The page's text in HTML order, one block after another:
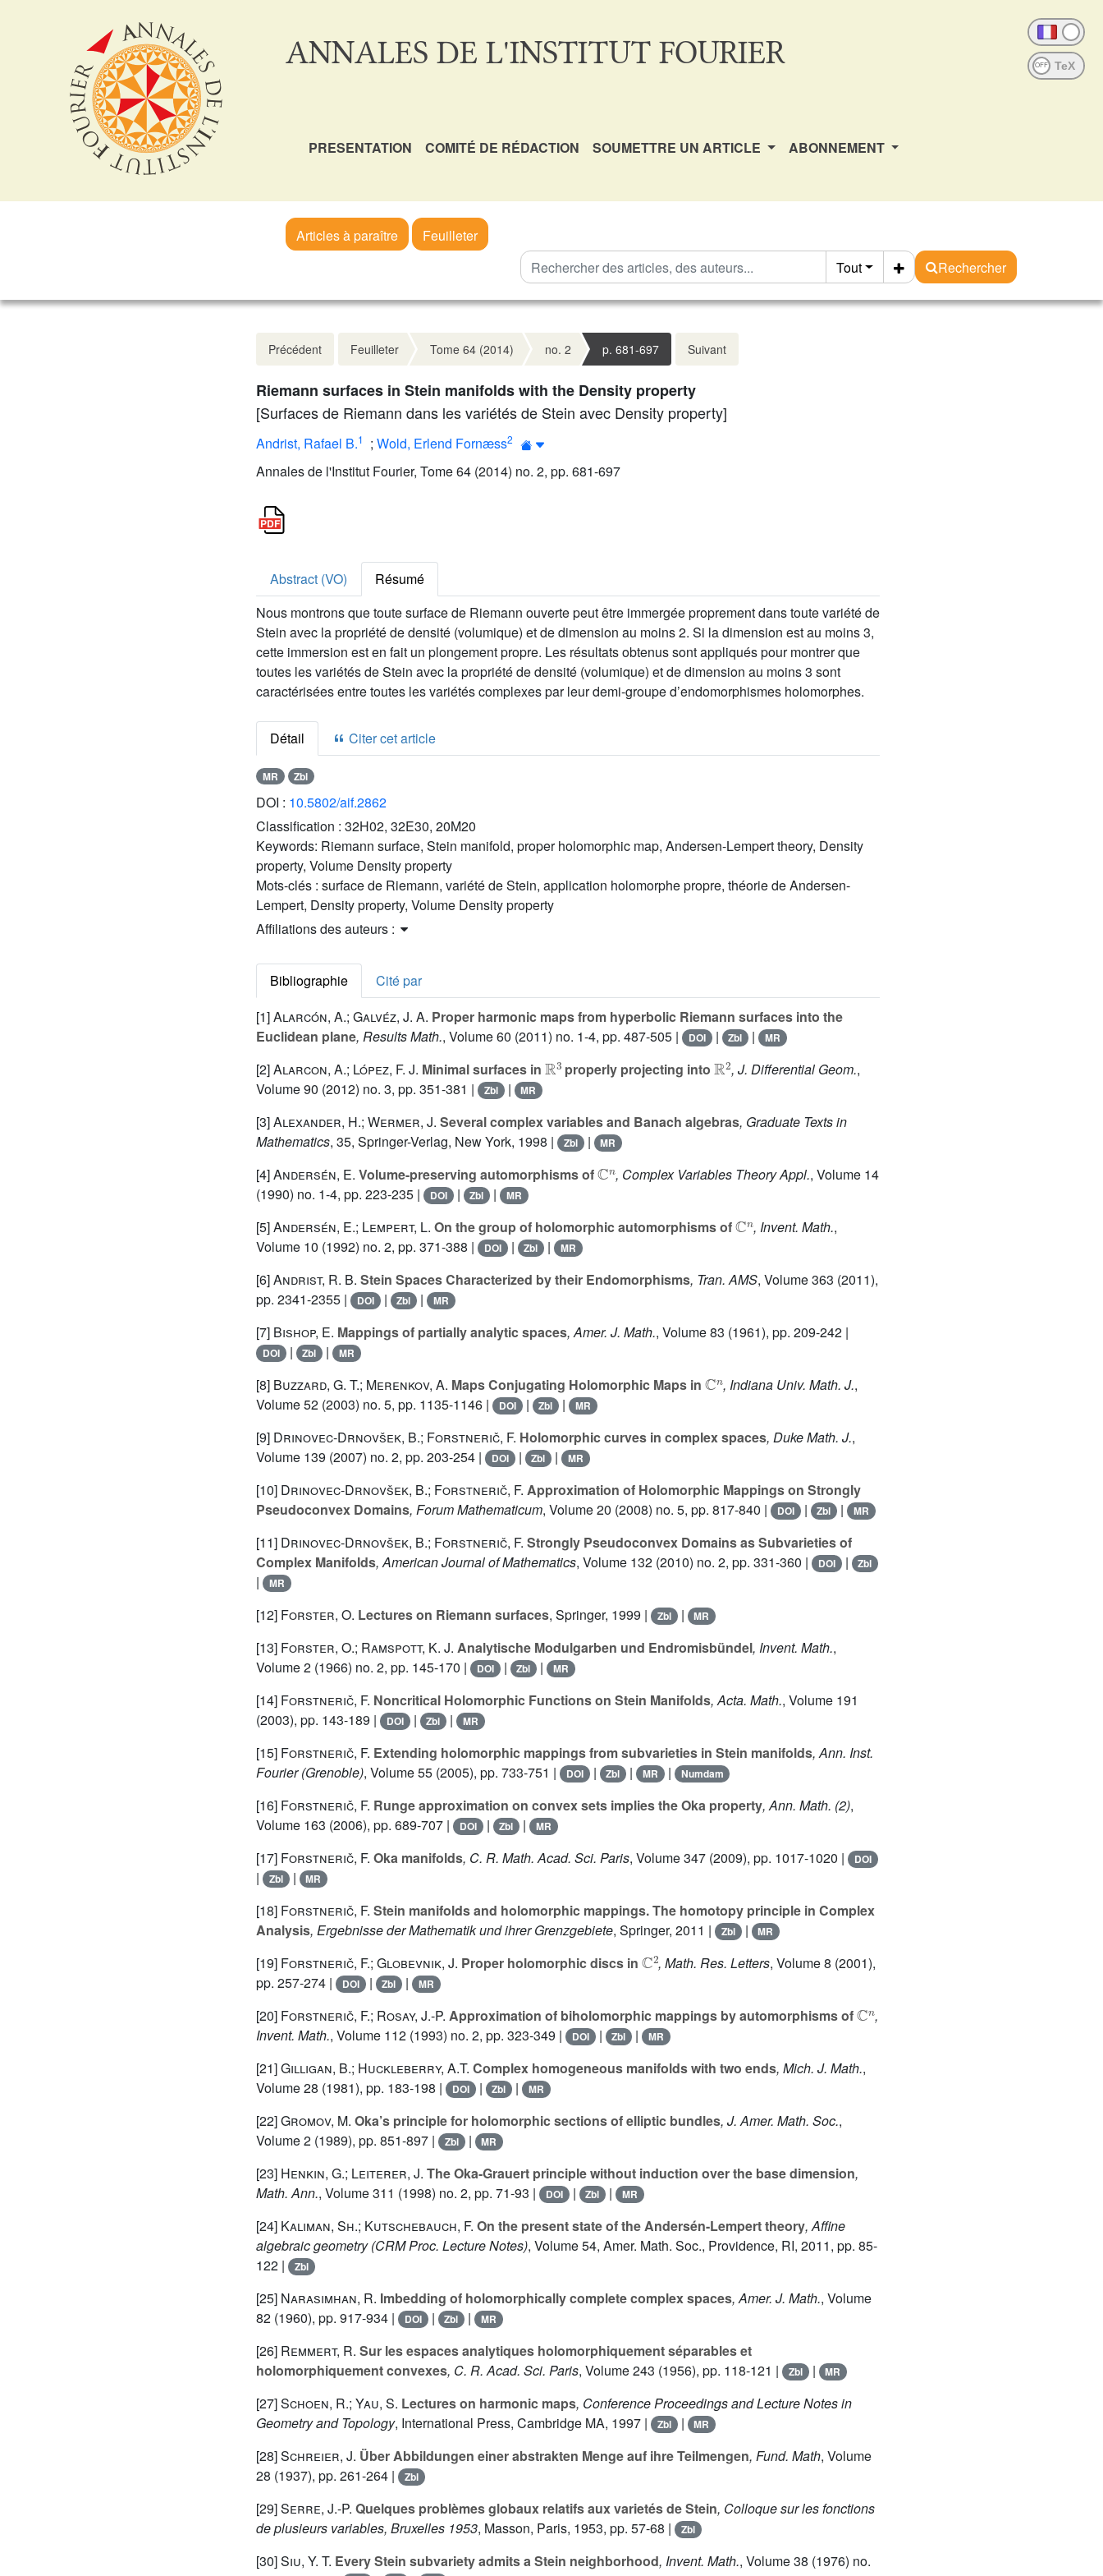
ANNALES DE L'INSTITUT FOURIER OFF
PRESENTATION COMITÉ DE RÉDACTION SOUMETTRE UN ARTICLE ABONNEMENT
Articles à paraître
Feuilleter
Tout
Rechercher
Précédent Feuilleter Tome 64 (2014) no. 2 p. 681-697 Suivant
Riemann surfaces in Stein manifolds with the Density property
[Surfaces de Riemann dans les variétés de Stein avec Density property]
Andrist, Rafael B.1 ; Wold, Erlend Fornæss2
Annales de l'Institut Fourier, Tome 64 (2014) no. 2, pp. 681-697
Abstract (VO)
Résumé
Nous montrons que toute surface de Riemann ouverte peut être immergée proprement dans toute variété de
Stein avec la propriété de densité (volumique) et de dimension au moins 2. Si la dimension est au moins 3,
cette immersion est en fait un plongement propre. Les résultats obtenus sont appliqués pour montrer que
toutes les variétés de Stein avec la propriété de densité (volumique) et de dimension au moins 3 sont
caractérisées entre toutes les variétés complexes par leur demi-groupe d’endomorphismes holomorphes.
Détail Citer cet article
MR Zbl
DOI : 10.5802/aif.2862
Classification : 32H02, 32E30, 20M20
Keywords: Riemann surface, Stein manifold, proper holomorphic map, Andersen-Lempert theory, Density
property, Volume Density property
Mots-clés : surface de Riemann, variété de Stein, application holomorphe propre, théorie de Andersen-
Lempert, Density property, Volume Density property
Affiliations des auteurs :
Bibliographie
Cité par
[1]Alarcón, A.; Galvéz, J. A. Proper harmonic maps from hyperbolic Riemann surfaces into the
Euclidean plane, Results Math., Volume 60 (2011) no. 1-4, pp. 487-505 | DOI | Zbl | MR
[2]Alarcon, A.; López, F. J. Minimal surfaces in
3
properly projecting into
ℝ2
, J. Differential Geom.,
Volume 90 (2012) no. 3, pp. 351-381 | Zbl | MR
[3]Alexander, H.; Wermer, J. Several complex variables and Banach algebras, Graduate Texts in
Mathematics, 35, Springer-Verlag, New York, 1998 | Zbl | MR
[4]Andersén, E. Volume-preserving automorphisms of , Complex Variables Theory Appl., Volume 14
(1990) no. 1-4, pp. 223-235 |
DOI | Zbl | MR
[5]Andersén, E.; Lempert, L. On the group of holomorphic automorphisms of , Invent. Math.,
Volume 10 (1992) no. 2, pp. 371-388 | DOI | Zbl | MR
[6]Andrist, R. B. Stein Spaces Characterized by their Endomorphisms, Tran. AMS, Volume 363 (2011),
pp. 2341-2355 |
DOI | Zbl | MR
[7] Bishop, E. Mappings of partially analytic spaces, Amer. J. Math., Volume 83 (1961), pp. 209-242 |
DOI | Zbl | MR
[8] Buzzard, G. T.; Merenkov, A. Maps Conjugating Holomorphic Maps in , Indiana Univ. Math. J.,
Volume 52 (2003) no. 5, pp. 1135-1146 | DOI | Zbl | MR
[9] Drinovec-Drnovšek, B.; Forstnerič, F. Holomorphic curves in complex spaces, Duke Math. J.,
Volume 139 (2007) no. 2, pp. 203-254 | DOI | Zbl | MR
[10] Drinovec-Drnovšek, B.; Forstnerič, F. Approximation of Holomorphic Mappings on Strongly
Pseudoconvex Domains, Forum Mathematicum, Volume 20 (2008) no. 5, pp. 817-840 | DOI | Zbl | MR
[11] Drinovec-Drnovšek, B.; Forstnerič, F. Strongly Pseudoconvex Domains as Subvarieties of
Complex Manifolds, American Journal of Mathematics, Volume 132 (2010) no. 2, pp. 331-360 | DOI | Zbl
| MR
[12] Forster, O. Lectures on Riemann surfaces, Springer, 1999 | Zbl | MR
[13] Forster, O.; Ramspott, K. J. Analytische Modulgarben und Endromisbündel, Invent. Math.,
Volume 2 (1966) no. 2, pp. 145-170 | DOI | Zbl | MR
[14] Forstnerič, F. Noncritical Holomorphic Functions on Stein Manifolds, Acta. Math., Volume 191
(2003), pp. 143-189 |
DOI | Zbl | MR
[15] Forstnerič, F. Extending holomorphic mappings from subvarieties in Stein manifolds, Ann. Inst.
Fourier (Grenoble), Volume 55 (2005), pp. 733-751 | DOI | Zbl | MR | Numdam
[16] Forstnerič, F. Runge approximation on convex sets implies the Oka property, Ann. Math. (2),
Volume 163 (2006), pp. 689-707 | DOI | Zbl | MR
[17] Forstnerič, F. Oka manifolds, C. R. Math. Acad. Sci. Paris, Volume 347 (2009), pp. 1017-1020 | DOI
| Zbl | MR
[18] Forstnerič, F. Stein manifolds and holomorphic mappings. The homotopy principle in Complex
Analysis, Ergebnisse der Mathematik und ihrer Grenzgebiete, Springer, 2011 | Zbl | MR
[19] Forstnerič, F.; Globevnik, J. Proper holomorphic discs in
2
, Math. Res. Letters, Volume 8 (2001),
pp. 257-274 |
DOI | Zbl | MR
[20] Forstnerič, F.; Rosay, J.-P. Approximation of biholomorphic mappings by automorphisms of
,
Invent. Math., Volume 112 (1993) no. 2, pp. 323-349 | DOI | Zbl | MR
[21]Gilligan, B.; Huckleberry, A.T. Complex homogeneous manifolds with two ends, Mich. J. Math.,
Volume 28 (1981), pp. 183-198 | DOI | Zbl | MR
[22]Gromov, M. Oka’s principle for holomorphic sections of elliptic bundles, J. Amer. Math. Soc.,
Volume 2 (1989), pp. 851-897 | Zbl | MR
[23] Henkin, G.; Leiterer, J. The Oka-Grauert principle without induction over the base dimension,
Math. Ann., Volume 311 (1998) no. 2, pp. 71-93 | DOI | Zbl | MR
[24] Kaliman, Sh.; Kutschebauch, F. On the present state of the Andersén-Lempert theory, Affine
algebraic geometry(CRM Proc. Lecture Notes), Volume 54, Amer. Math. Soc., Providence, RI, 2011, pp. 85-
122 |
Zbl
[25] Narasimhan, R. Imbedding of holomorphically complete complex spaces, Amer. J. Math., Volume
82 (1960), pp. 917-934 | DOI | Zbl | MR
[26] Remmert, R. Sur les espaces analytiques holomorphiquement séparables et
holomorphiquement convexes, C. R. Acad. Sci. Paris, Volume 243 (1956), pp. 118-121 | Zbl | MR
[27]Schoen, R.; Yau, S. Lectures on harmonic maps, Conference Proceedings and Lecture Notes in
Geometry and Topology, International Press, Cambridge MA, 1997 | Zbl | MR
[28]Schreier, J. Über Abbildungen einer abstrakten Menge auf ihre Teilmengen, Fund. Math, Volume
28 (1937), pp. 261-264 | Zbl
[29]Serre, J.-P. Quelques problèmes globaux relatifs aux varietés de Stein, Colloque sur les fonctions
de plusieurs variables, Bruxelles 1953, Masson, Paris, 1953, pp. 57-68 | Zbl
[30]Siu, Y. T. Every Stein subvariety admits a Stein neighborhood, Invent. Math., Volume 38 (1976) no.